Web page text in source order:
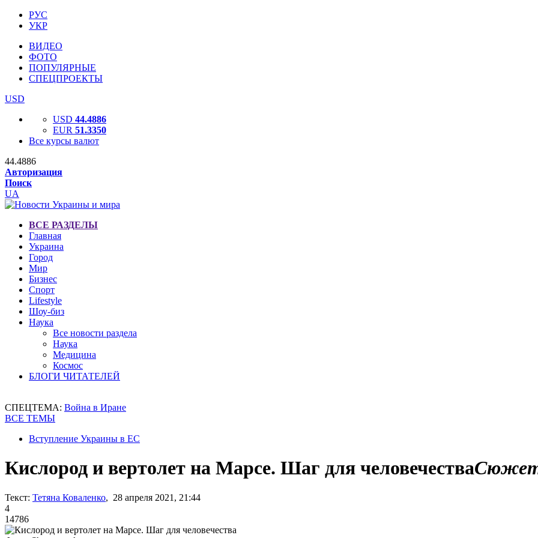
РУС
УКР
ВИДЕО
ФОТО
ПОПУЛЯРНЫЕ
СПЕЦПРОЕКТЫ
USD
USD 44.4886
EUR 51.3350
Все курсы валют
44.4886
Авторизация
Поиск
UA
ВСЕ РАЗДЕЛЫ
Главная
Украина
Город
Мир
Бизнес
Спорт
Lifestyle
Шоу-биз
Наука
Все новости раздела
Наука
Медицина
Космос
БЛОГИ ЧИТАТЕЛЕЙ
СПЕЦТЕМА: Война в Иране
ВСЕ ТЕМЫ
Вступление Украины в ЕС
Кислород и вертолет на Марсе. Шаг для человечества
Текст: Тетяна Коваленко, 28 апреля 2021, 21:44
4
14786